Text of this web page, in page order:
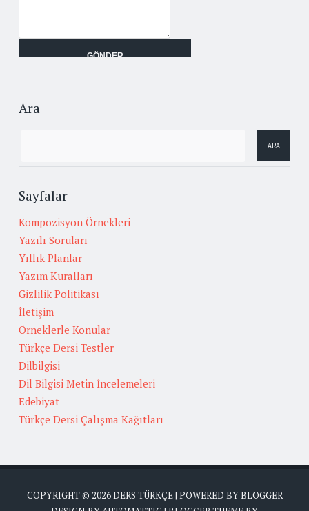
Ara
Sayfalar
Kompozisyon Örnekleri
Yazılı Soruları
Yıllık Planlar
Yazım Kuralları
Gizlilik Politikası
İletişim
Örneklerle Konular
Türkçe Dersi Testler
Dilbilgisi
Dil Bilgisi Metin İncelemeleri
Edebiyat
Türkçe Dersi Çalışma Kağıtları
COPYRIGHT © 2026DERS TÜRKÇE| POWERED BYBLOGGER